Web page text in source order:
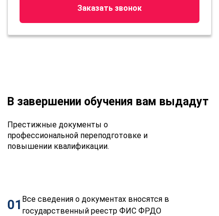
Заказать звонок
В завершении обучения вам выдадут
Престижные документы о
профессиональной переподготовке и
повышении квалификации.
01 Все сведения о документах вносятся в
государственный реестр ФИС ФРДО